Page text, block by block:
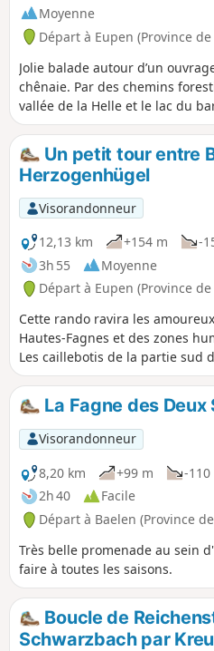
Moyenne
Départ à Eupen (Province
Jolie balade autour d’un
chênaie. Par des chemins
vallée de la Helle et le lac du
confluent de la Getz et de la
Un petit tour entre
Herzogenhügel
Visorandonneur
12,13 km
+154 m
-
3h 55
Moyenne
Départ à Eupen (Province
Cette rando ravira les
Hautes-Fagnes et des zones
Les caillebotis de la partie sud
Brackvenn, le sentier dans la
Spohrbach, la confluence de ce
et la Helle (Hill en allemand) et
des bornes frontières (à la fin du
parcours) en sont les points
La Fagne des Deux
Visorandonneur
8,20 km
+99 m
-110
2h 40
Facile
Départ à Baelen (Province
Très belle promenade au sein
faire à toutes les saisons.
Boucle de
Schwarzbach par